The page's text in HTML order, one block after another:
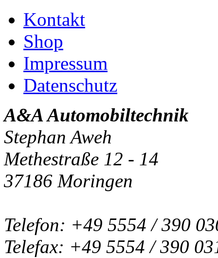
Kontakt
Shop
Impressum
Datenschutz
A&A Automobiltechnik
Stephan Aweh
Methestraße 12 - 14
37186 Moringen
Telefon: +49 5554 / 390
Telefax: +49 5554 / 390